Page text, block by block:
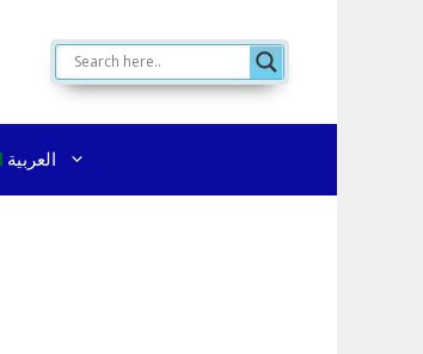
العربية